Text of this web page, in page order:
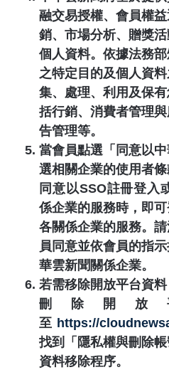
融交易授權、會員權
銷、市場分析、贈獎
個人資料。依據法務
之特定目的及個人資料
集、處理、利用及保
括行銷、消費者管理
告管理等。
當會員點選「同意以
選相關企業的使用者
同意以SSO註冊登入
係企業的服務時，即可
各關係企業的服務。請
員同意並依會員的指
華雲新聞 關係企業。
若需移除開放平台資料
刪除開放
至 https://
找到「隱私權與刪除
資料移除程序。